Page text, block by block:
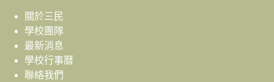
關於三民
學校團隊
最新消息
學校行事曆
聯絡我們